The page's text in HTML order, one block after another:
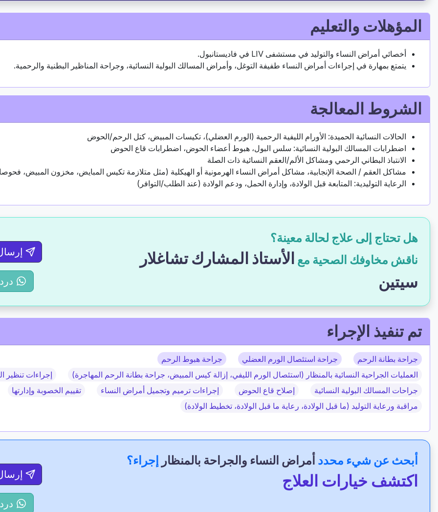
المؤهلات والتعليم
أخصائي أمراض النساء والتوليد في مستشفى LIV في فاديستانبول.
يتمتع بمهارة في إجراءات أمراض النساء طفيفة التوغل، وأمراض المسالك البولية النسائية، وجراحة المناظير البطنية والرحمية.
الشروط المعالجة
الحالات النسائية الحميدة: الأورام الليفية الرحمية (الورم العضلي)، تكيسات المبيض، كتل الرحم/الحوض
اضطرابات المسالك البولية النسائية: سلس البول، هبوط أعضاء الحوض، اضطرابات قاع الحوض
الانتباذ البطاني الرحمي ومشاكل الألم/العقم النسائية ذات الصلة
مشاكل العقم / الصحة الإنجابية، مشاكل أمراض النساء الهرمونية أو الهيكلية (مثل متلازمة تكيس المبايض، مخزون المبيض،
الرعاية التوليدية: المتابعة قبل الولادة، وإدارة الحمل، ودعم الولادة (عند الطلب/التوافر)
هل تحتاج إلى علاج لحالة معينة؟
ناقش مخاوفك الصحية مع الأستاذ المشارك تشاغلار
سيتين
تم تنفيذ الإجراء
جراحة بطانة الرحم جراحة استئصال الورم العضلي
جراحة هبوط الرحم
العمليات الجراحية النسائية بالمنظار (استئصال الورم الليفي، إزالة كيس المبيض، جراحة بطانة الرحم المهاجرة)
إجراءات تنظير
جراحات المسالك البولية النسائية
إصلاح قاع الحوض إجراءات ترميم وتجميل أمراض النساء
تقييم الخصوبة وإدارتها
مراقبة ورعاية التوليد (ما قبل الولادة، رعاية ما قبل الولادة، تخطيط الولادة)
أبحث عن شيء محدد أمراض النساء والجراحة بالمنظار إجراء؟
اكتشف خيارات العلاج